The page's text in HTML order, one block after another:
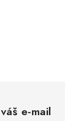
e-mail